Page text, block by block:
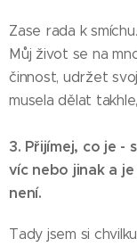
Zase rada k smíchu.
Můj život se na
činnost, udržet
musela dělat
3. Přijímej, co je -
víc nebo jinak a
není.
Tady jsem si